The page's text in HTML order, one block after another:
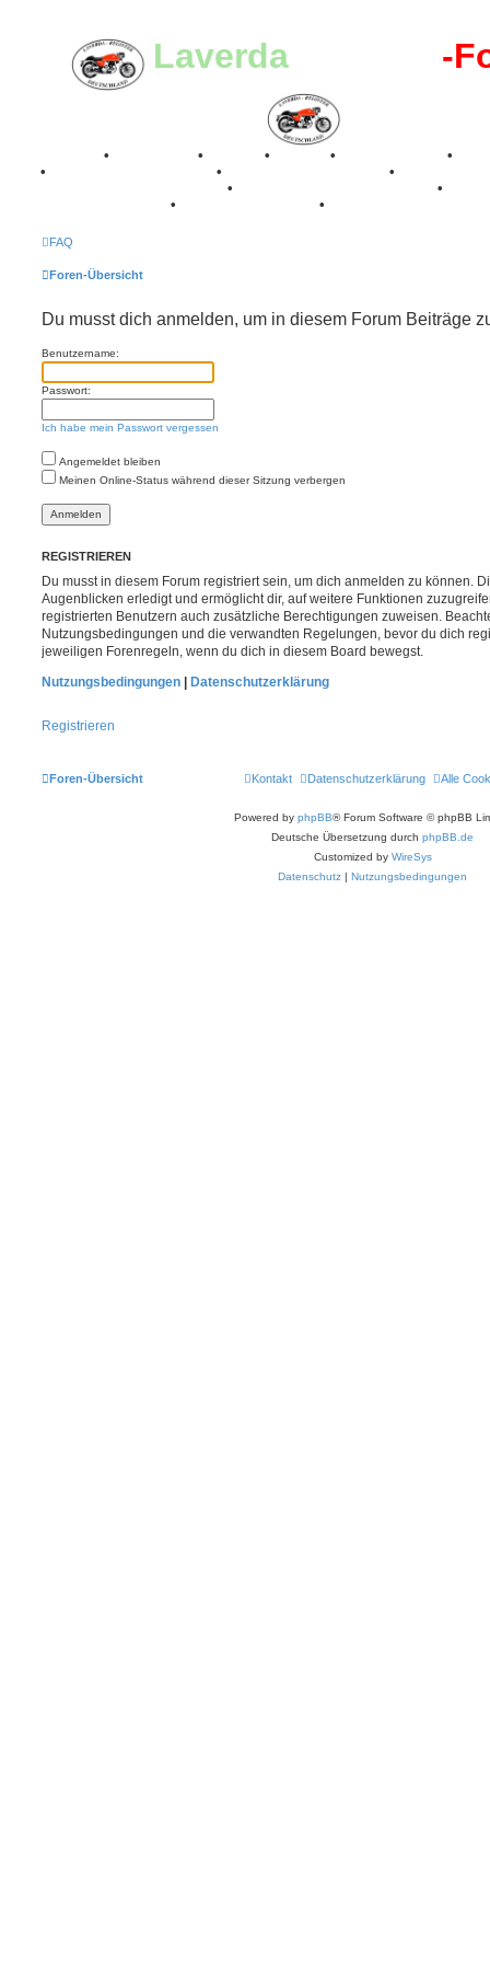
Laverda-Register -
• • • • •
•
•
•
•
•
• •
FAQ
Foren-Übersicht
Du musst dich anmelden, um in diesem Forum Beiträge
Benutzername:
Passwort:
Ich habe mein Passwort vergessen
Angemeldet bleiben
Meinen Online-Status während dieser Sitzung verbergen
REGISTRIEREN
Du musst in diesem Forum registriert sein, um dich anmelden zu können.
Augenblicken erledigt und ermöglicht dir, auf weitere Funktionen
registrierten Benutzern auch zusätzliche Berechtigungen zuweisen.
Nutzungsbedingungen und die verwandten Regelungen, bevor du dich
jeweiligen Forenregeln, wenn du dich in diesem Board bewegst.
Nutzungsbedingungen | Datenschutzerklärung
Registrieren
Foren-Übersicht Alle
Datenschutzerklärung
Kontakt
Powered by phpBB® Forum Software © phpBB
Deutsche Übersetzung durch phpBB.de
Customized by WireSys
Datenschutz | Nutzungsbedingungen